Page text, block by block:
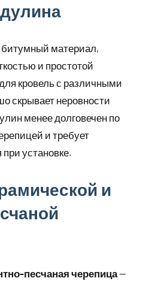
материал,
и простотой
кровель с различными
скрывает неровности
менее долговечен по
и требует
установке.
и
песчаная черепица—